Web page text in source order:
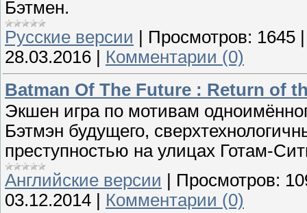
Бэтмен.
Русские версии
Просмотров: 1645
28.03.2016
Комментарии (0)
Batman Of The Future : Return of
Экшен игра по мотивам
Бэтмэн будущего,
преступностью на улицах Готам-
Английские версии
Просмотров:
03.12.2014
Комментарии (0)